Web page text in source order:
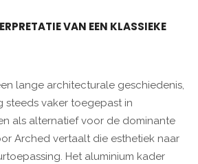
VAN EEN KLASSIEKE
lange architecturale geschiedenis,
steeds vaker toegepast in
als alternatief voor de dominante
Arched vertaalt die esthetiek naar
Het aluminium kader